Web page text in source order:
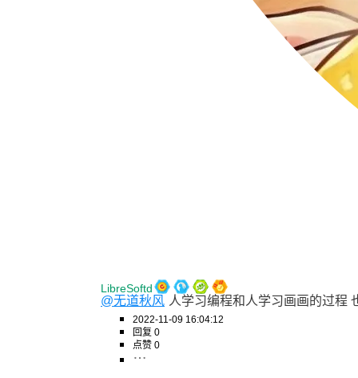
LibreSoftd
@无道秋风 人学习编程和人学习画画的过程
2022-11-09 16:04:12
回复 0
点赞 0